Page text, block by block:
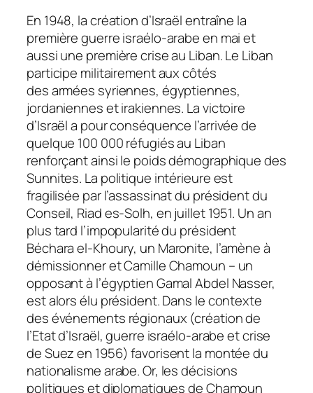
En 1948, la création d’Israël entraîne la
première guerre israélo-arabe en mai et
aussi une première crise au Liban. Le Liban
participe militairement aux côtés
des armées syriennes, égyptiennes,
jordaniennes et irakiennes. La victoire
d’Israël a pour conséquence l’arrivée de
quelque 100 000 réfugiés au Liban
renforçant ainsi le poids démographique des
Sunnites. La politique intérieure est
fragilisée par l’assassinat du président du
Conseil, Riad es-Solh, en juillet 1951. Un an
plus tard l’impopularité du président
Béchara el-Khoury, un Maronite, l’amène à
démissionner et Camille Chamoun – un
opposant à l’égyptien Gamal Abdel Nasser,
est alors élu président. Dans le contexte
des événements régionaux (création de
l’Etat d’Israël, guerre israélo-arabe et crise
de Suez en 1956) favorisent la montée du
nationalisme arabe. Or, les décisions
politiques et diplomatiques de Chamoun